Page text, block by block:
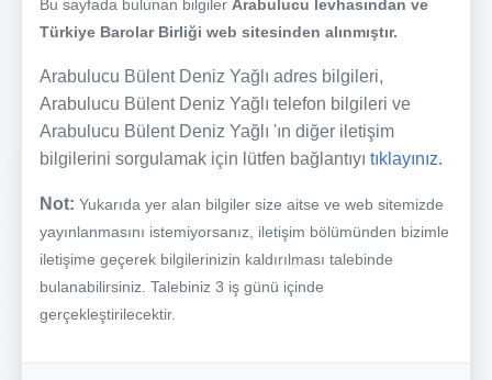
Bu sayfada bulunan bilgiler Arabulucu levhasından ve
Türkiye Barolar Birliği web sitesinden alınmıştır.
Arabulucu Bülent Deniz Yağlı adres bilgileri,
Arabulucu Bülent Deniz Yağlı telefon bilgileri ve
Arabulucu Bülent Deniz Yağlı 'ın diğer iletişim
bilgilerini sorgulamak için lütfen bağlantıyı tıklayınız.
Not: Yukarıda yer alan bilgiler size aitse ve web sitemizde
yayınlanmasını istemiyorsanız, iletişim bölümünden bizimle
iletişime geçerek bilgilerinizin kaldırılması talebinde
bulanabilirsiniz. Talebiniz 3 iş günü içinde
gerçekleştirilecektir.